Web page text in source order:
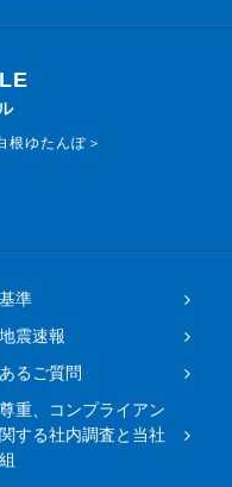
ゆたんぽ＞
準
震速報
るご質問
重、コンプライアン
する社内調査と当社